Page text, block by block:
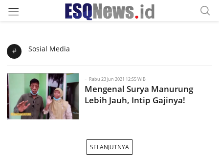
# Sosial Media
- Rabu 23 Jun 2021 12:55 WIB
Mengenal Surya Manurung
Lebih Jauh, Intip Gajinya!
SELANJUTNYA